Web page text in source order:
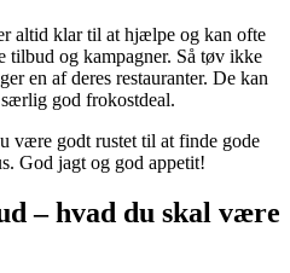
altid klar til at hjælpe og kan ofte
tilbud og kampagner. Så tøv ikke
en af deres restauranter. De kan
god frokostdeal.
være godt rustet til at finde gode
God jagt og god appetit!
– hvad du skal være